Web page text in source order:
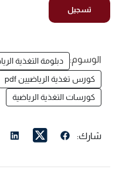
الوسوم: دبلومة التغذية
كورس تغذية الرياضيين pdf
كورسات التغذية الرياضية
شارك: